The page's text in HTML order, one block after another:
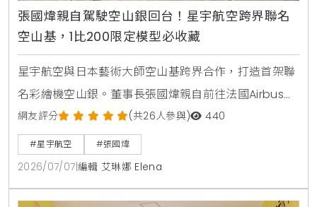
張國煒親自駕駛空山銀回台！星宇航空跨界聯名
空山基，1比200限定模型必收藏
星宇航空與日本藝術大師空山基跨界合作，打造首架聯
名彩繪機空山銀。董事長張國煒親自前往法國Airbus總
部交機，並將飛機駕駛回台。機身採用特殊雲母塗料呈
現液態金屬質感，機腹更巧妙融入機械鯊魚設計。1比
200限量飛機模型於7月5日起在星宇小舖開賣。
網友評分 (共26人參與) 440
#星宇航空 #張國煒
2026/07/07 編輯 艾琳娜 Elena